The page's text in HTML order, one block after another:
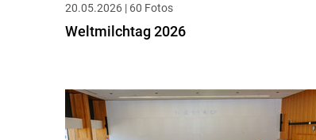
20.05.2026 | 60 Fotos
Weltmilchtag 2026